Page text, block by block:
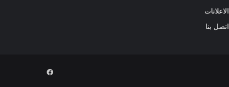
الاعلانات
اتصل بنا
فيسبوك